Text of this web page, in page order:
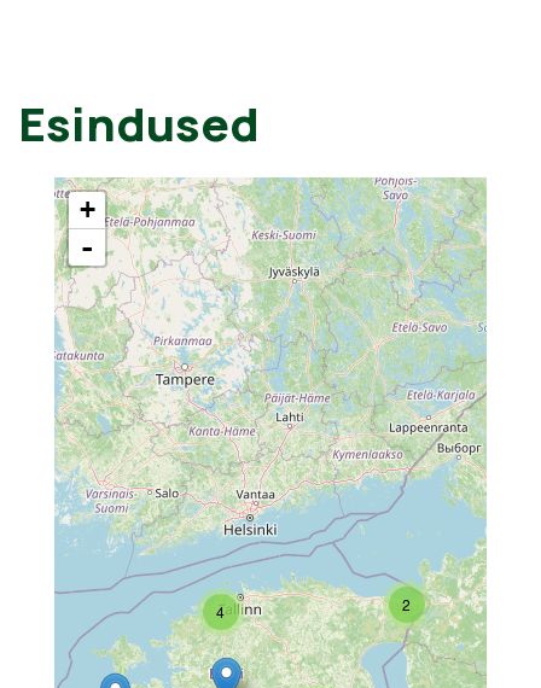
Esindused
2
4
+
-